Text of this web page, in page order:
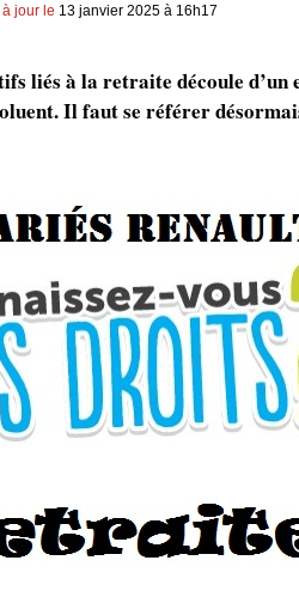
jour le 13 janvier 2025 à 16h17
liés à la retraite découle d’un
Il faut se référer